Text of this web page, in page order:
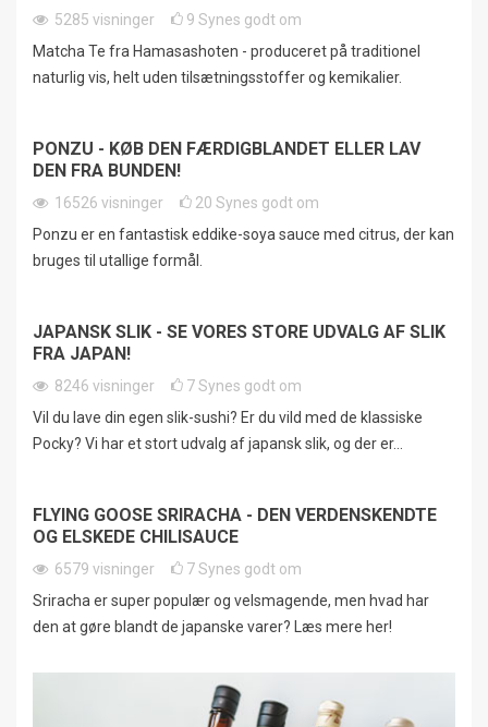
5285 visninger 9 Synes godt om
Matcha Te fra Hamasashoten - produceret på traditionel
naturlig vis, helt uden tilsætningsstoffer og kemikalier.
PONZU - KØB DEN FÆRDIGBLANDET ELLER LAV
DEN FRA BUNDEN!
16526 visninger 20 Synes godt om
Ponzu er en fantastisk eddike-soya sauce med citrus, der kan
bruges til utallige formål.
JAPANSK SLIK - SE VORES STORE UDVALG AF SLIK
FRA JAPAN!
8246 visninger 7Synes godt om
Vil du lave din egen slik-sushi? Er du vild med de klassiske
Pocky? Vi har et stort udvalg af japansk slik, og der er...
FLYING GOOSE SRIRACHA - DEN VERDENSKENDTE
OG ELSKEDE CHILISAUCE
6579 visninger 7Synes godt om
Sriracha er super populær og velsmagende, men hvad har
den at gøre blandt de japanske varer? Læs mere her!